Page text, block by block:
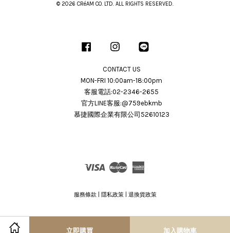
立即購買 加入購物車
© 2026 CRéAM CO. LTD. ALL RIGHTS RESERVED.
Facebook Instagram
CONTACT US
MON-FRI 10:00am-18:00pm
客服電話:02-2346-2655
官方LINE客服:@759ebkmb
慕捷國際企業有限公司52610123
Visa Master
服務條款 隱私政策| 退換貨政策